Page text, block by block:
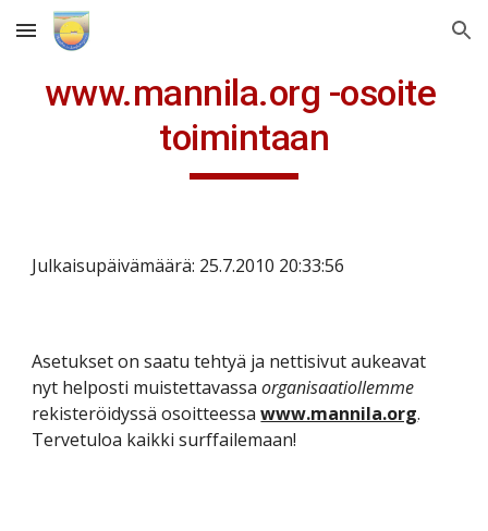
Skip to main content Skip to navigation
www.mannila.org -osoite
toimintaan
Julkaisupäivämäärä: 25.7.2010 20:33:56
Asetukset on saatu tehtyä ja nettisivut aukeavat
nyt helposti muistettavassa
rekisteröidyssä osoitteessa www.mannila.org.
Tervetuloa kaikki surffailemaan!